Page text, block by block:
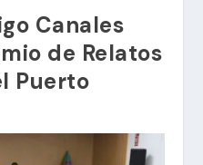
Canales
de Relatos
Puerto